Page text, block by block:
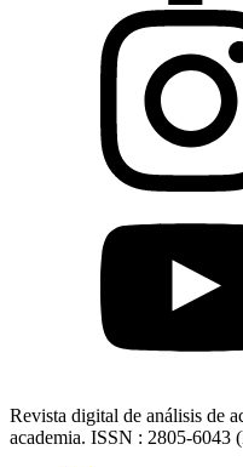
Revista digital de análisis de
academia. ISSN : 2805-6043